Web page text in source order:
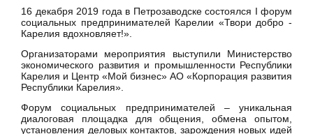
16 декабря 2019 года в Петрозаводске состоялся I форум
социальных предпринимателей Карелии «Твори добро -
Карелия вдохновляет!».
Организаторами мероприятия выступили Министерство
экономического развития и промышленности Республики
Карелия и Центр «Мой бизнес» АО «Корпорация развития
Республики Карелия».
Форум социальных предпринимателей – уникальная
диалоговая площадка для общения, обмена опытом,
установления деловых контактов, зарождения новых идей